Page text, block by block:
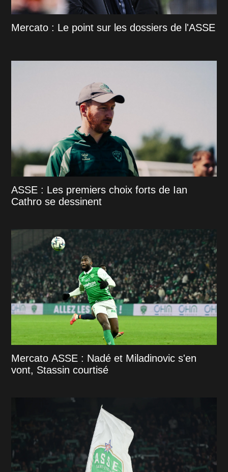
Mercato : Le point sur les dossiers de l'ASSE
ASSE : Les premiers choix forts de Ian
Cathro se dessinent
Mercato ASSE : Nadé et Miladinovic s'en
vont, Stassin courtisé